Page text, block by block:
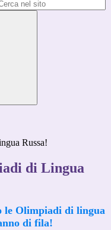
Russa!
di Lingua
Olimpiadi di lingua
di fila!